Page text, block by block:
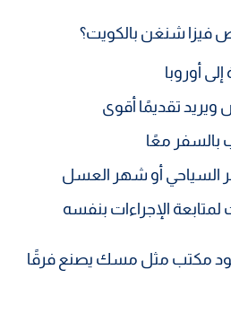
فيزا شنغن بالكويت؟
أوروبا
تقديمًا أقوى
بالسفر معًا
السياحي أو شهر العسل
الإجراءات بنفسه
مكتب مثل مسك يصنع فرقًا